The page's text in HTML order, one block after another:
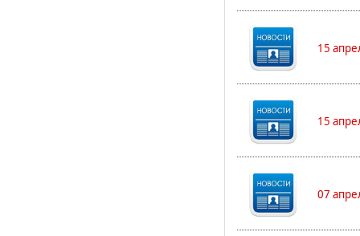
15
15
07